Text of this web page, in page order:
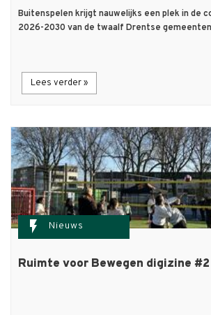
Buitenspelen krijgt nauwelijks een plek in de
2026-2030 van de twaalf Drentse
Lees verder »
flash_on Nieuws
Ruimte voor Bewegen digizine